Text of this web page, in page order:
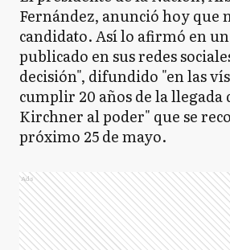
Fernández, anunció hoy que
candidato. Así lo afirmó en
publicado en sus redes
decisión", difundido "en las
cumplir 20 años de la llegada
Kirchner al poder" que se
próximo 25 de mayo.
Ads